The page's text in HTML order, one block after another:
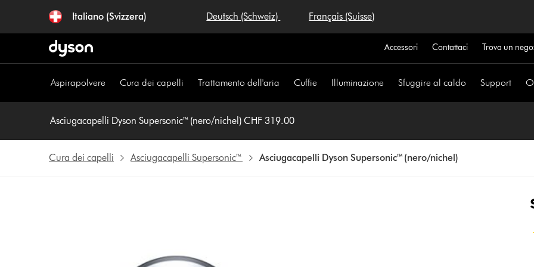
navigazione
Italiano (Svizzera) Deutsch (Schweiz) Français (Suisse)
Accessori Contattaci Trova un
Aspirapolvere Cura dei capelli Trattamento dell'aria Cuffie Illuminazione Sfuggire al caldo Support
Asciugacapelli Dyson Supersonic™ (nero/nichel) CHF 319.00
Cura dei capelli Asciugacapelli Supersonic™ Asciugacapelli Dyson Supersonic™ (nero/nichel)